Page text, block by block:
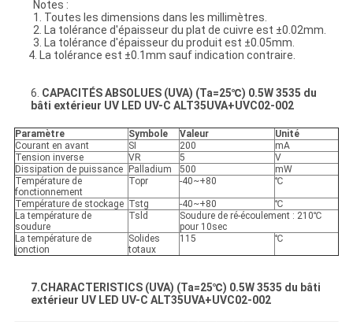
Notes :
1. Toutes les dimensions dans les millimètres.
2. La tolérance d'épaisseur du plat de cuivre est ±0.02mm.
3. La tolérance d'épaisseur du produit est ±0.05mm.
4. La tolérance est ±0.1mm sauf indication contraire.
6. CAPACITÉS ABSOLUES (UVA) (Ta=25℃) 0.5W 3535 du
bâti extérieur UV LED UV-C ALT35UVA+UVC02-002
Paramètre Symbole Valeur
Unité
Courant en avant
SI 200
mA
Tension inverse
VR 5
V
Dissipation de puissance
Palladium 500
mW
Température de
fonctionnement
Topr -40~+80 ℃
Température de stockage Tstg -40~+80
℃
La température de
soudure
Tsld
Soudure de ré-écoulement : 210℃
pour 10sec
La température de
jonction
Solides
totaux
115 ℃
7.CHARACTERISTICS (UVA) (Ta=25℃) 0.5W 3535 du bâti
extérieur UV LED UV-C ALT35UVA+UVC02-002